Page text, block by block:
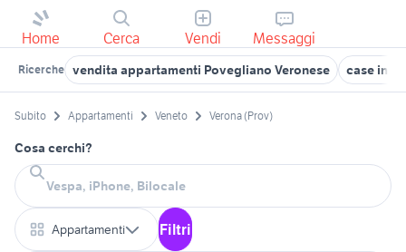
Home Cerca Vendi Messaggi
Ricerche vendita appartamenti Povegliano Veronese case in
Subito Appartamenti Veneto Verona (Prov)
Cosa cerchi?
Appartamenti Filtri